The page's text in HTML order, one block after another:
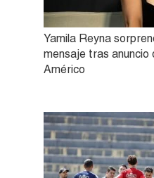
Yamila Reyna
mensaje tras anuncio
Américo